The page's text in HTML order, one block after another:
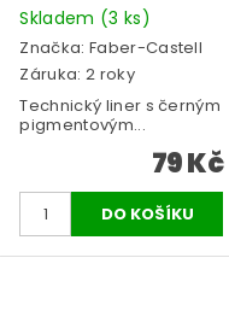
Skladem (3 ks)
Značka: Faber-Castell
Záruka: 2 roky
Technický liner s černým
pigmentovým...
79 Kč